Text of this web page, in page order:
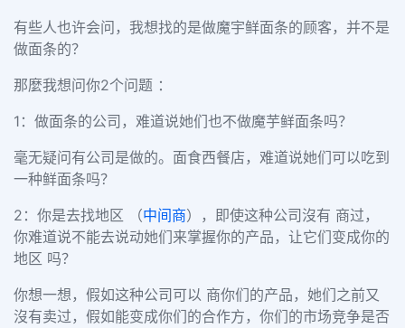
有些人也许会问，我想找的是做魔宇鲜面条的顾客，并不是
做面条的？
那麼我想问你2个问题 ：
1：做面条的公司，难道说她们也不做魔芋鲜面条吗？
毫无疑问有公司是做的。面食西餐店，难道说她们可以吃到
一种鲜面条吗？
2：你是去找地区 （中间商），即使这种公司沒有 商过，
你难道说不能去说动她们来掌握你的产品，让它们变成你的
地区 吗？
你想一想，假如这种公司可以 商你们的产品，她们之前又
沒有卖过，假如能变成你们的合作方，你们的市场竞争是否